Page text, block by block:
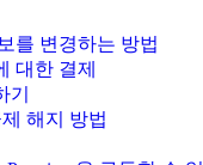
를 변경하는 방법
대한 결제
기
해지 방법